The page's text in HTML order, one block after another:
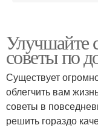
Улучшайте
советы по
Существует
облегчить вам
советы в
решить гораздо